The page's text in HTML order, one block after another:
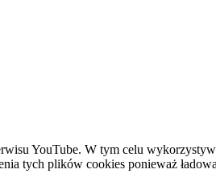
YouTube. W tym celu
tych plików cookies ponieważ